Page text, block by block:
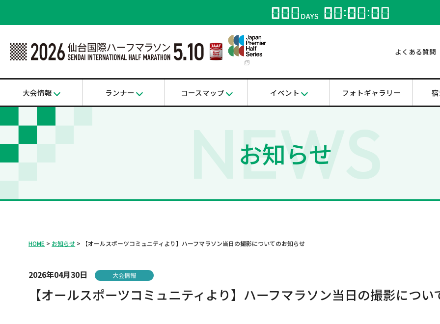
よくある質問
大会情報 ランナー コースマップ イベント フォトギャラリー
お知らせ
NEWS
HOME お知らせ 【オールスポーツコミュニティより】ハーフマラソン当日の撮影についてのお知らせ
2026年04月30日 大会情報
【オールスポーツコミュニティより】ハーフマラソン当日の撮影につ